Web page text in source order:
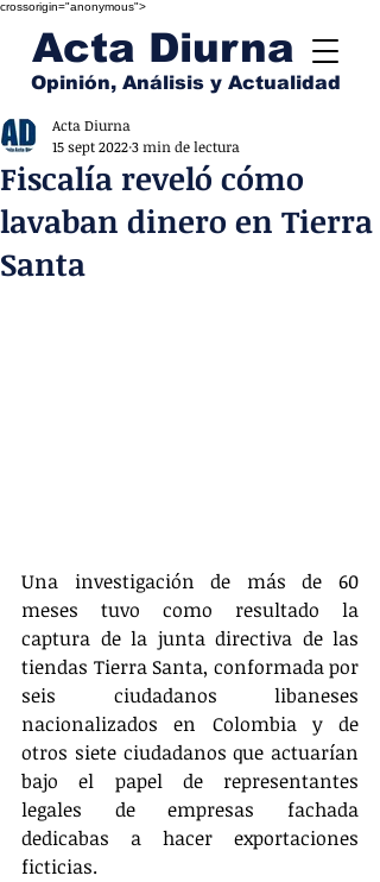
crossorigin="anonymous">
Acta Diurna
Opinión, Análisis y Actualidad
Fiscalía reveló cómo
lavaban dinero en Tierra
Santa
Acta Diurna
15 sept 20223 min de lectura
Una investigación de más de 60
meses tuvo como resultado la
captura de la junta directiva de las
tiendas Tierra Santa, conformada por
seis ciudadanos libaneses
nacionalizados en Colombia y de
otros siete ciudadanos que actuarían
bajo el papel de representantes
legales de empresas fachada
dedicabas a hacer exportaciones
ficticias.